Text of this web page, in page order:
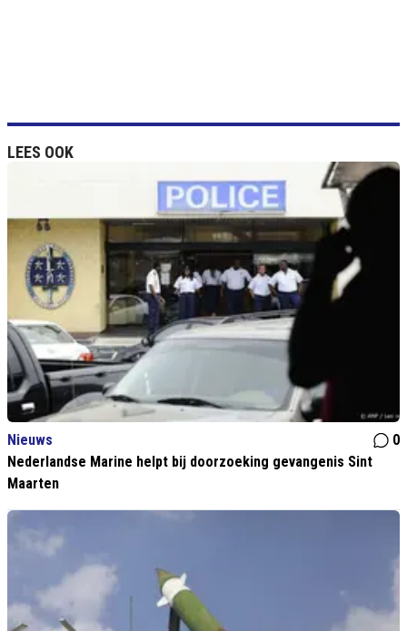
LEES OOK
Nieuws
0
Nederlandse Marine helpt bij doorzoeking gevangenis Sint
Maarten